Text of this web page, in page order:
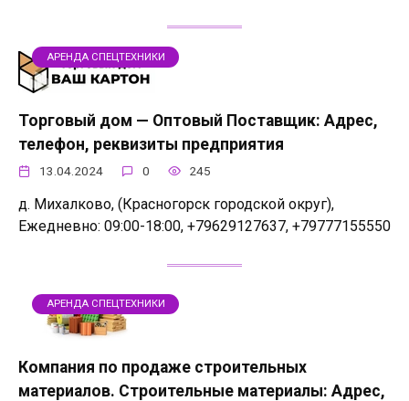
АРЕНДА СПЕЦТЕХНИКИ
Торговый дом — Оптовый Поставщик: Адрес,
телефон, реквизиты предприятия
13.04.2024 0 245
д. Михалково, (Красногорск городской округ),
Ежедневно: 09:00-18:00, +79629127637, +79777155550
АРЕНДА СПЕЦТЕХНИКИ
Компания по продаже строительных
материалов. Строительные материалы: Адрес,